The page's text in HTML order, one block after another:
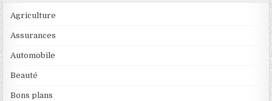
Agriculture
Assurances
Automobile
Beauté
Bons plans